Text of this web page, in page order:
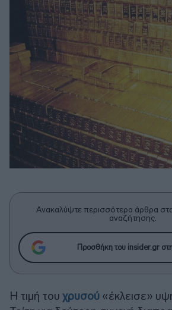
Ανακαλύψτε περισσότερα άρθρα
αναζήτησης.
Προσθήκη του insider.gr
H τιμή του χρυσού «έκλεισε»